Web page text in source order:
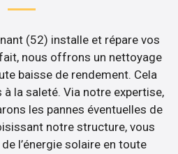
(52) installe et répare vos
nous offrons un nettoyage
baisse de rendement. Cela
la saleté. Via notre expertise,
les pannes éventuelles de
notre structure, vous
l’énergie solaire en toute